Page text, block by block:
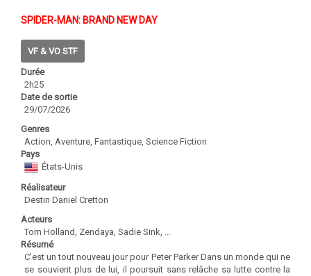
SPIDER-MAN: BRAND NEW DAY
VF & VO STF
Durée
2h25
Date de sortie
29/07/2026
Genres
Action, Aventure, Fantastique, Science Fiction
Pays
États-Unis
Réalisateur
Destin Daniel Cretton
Acteurs
Tom Holland, Zendaya, Sadie Sink, ...
Résumé
C’est un tout nouveau jour pour Peter Parker Dans un monde qui ne
se souvient plus de lui, il poursuit sans relâche sa lutte contre la